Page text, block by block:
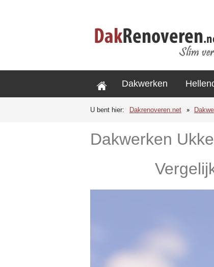
Dakwerken
U bent hier: Dakrenoveren.net
Dakwerken